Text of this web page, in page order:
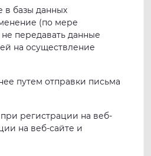
в базы данных
(по мере
передавать данные
на осуществление
путем отправки письма
регистрации на веб-
на веб-сайте и